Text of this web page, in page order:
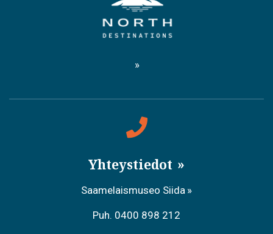
Yhteystiedot
Saamelaismuseo Siida
Puh. 0400 898 212